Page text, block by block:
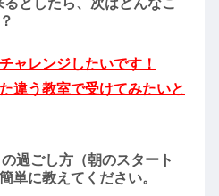
としたら、次はどんなこ
ャレンジしたいです！
違う教室で受けてみたいと
過ごし方（朝のスタート
単に教えてください。